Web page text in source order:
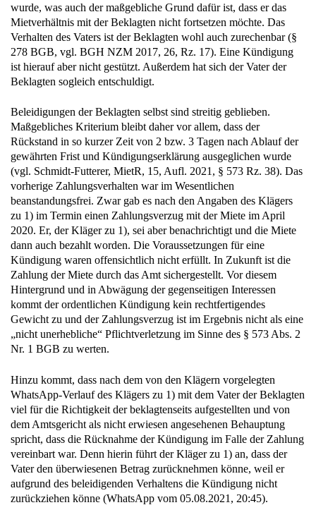
wurde, was auch der maßgebliche Grund dafür ist, dass er das
Mietverhältnis mit der Beklagten nicht fortsetzen möchte. Das
Verhalten des Vaters ist der Beklagten wohl auch zurechenbar (§
278 BGB, vgl. BGH NZM 2017, 26, Rz. 17). Eine Kündigung
ist hierauf aber nicht gestützt. Außerdem hat sich der Vater der
Beklagten sogleich entschuldigt.
Beleidigungen der Beklagten selbst sind streitig geblieben.
Maßgebliches Kriterium bleibt daher vor allem, dass der
Rückstand in so kurzer Zeit von 2 bzw. 3 Tagen nach Ablauf der
gewährten Frist und Kündigungserklärung ausgeglichen wurde
(vgl. Schmidt-Futterer, MietR, 15, Aufl. 2021, § 573 Rz. 38). Das
vorherige Zahlungsverhalten war im Wesentlichen
beanstandungsfrei. Zwar gab es nach den Angaben des Klägers
zu 1) im Termin einen Zahlungsverzug mit der Miete im April
2020. Er, der Kläger zu 1), sei aber benachrichtigt und die Miete
dann auch bezahlt worden. Die Voraussetzungen für eine
Kündigung waren offensichtlich nicht erfüllt. In Zukunft ist die
Zahlung der Miete durch das Amt sichergestellt. Vor diesem
Hintergrund und in Abwägung der gegenseitigen Interessen
kommt der ordentlichen Kündigung kein rechtfertigendes
Gewicht zu und der Zahlungsverzug ist im Ergebnis nicht als eine
„nicht unerhebliche“ Pflichtverletzung im Sinne des § 573 Abs. 2
Nr. 1 BGB zu werten.
Hinzu kommt, dass nach dem von den Klägern vorgelegten
WhatsApp-Verlauf des Klägers zu 1) mit dem Vater der Beklagten
viel für die Richtigkeit der beklagtenseits aufgestellten und von
dem Amtsgericht als nicht erwiesen angesehenen Behauptung
spricht, dass die Rücknahme der Kündigung im Falle der Zahlung
vereinbart war. Denn hierin führt der Kläger zu 1) an, dass der
Vater den überwiesenen Betrag zurücknehmen könne, weil er
aufgrund des beleidigenden Verhaltens die Kündigung nicht
zurückziehen könne (WhatsApp vom 05.08.2021, 20:45).